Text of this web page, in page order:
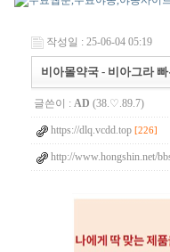
작성일 : 25-06-04 05:19
비아몰약국 - 비아그라
글쓴이 : AD (38.♡.89.7)
https://dlq.vcdd.top [226]
http://www.hongshin.net/